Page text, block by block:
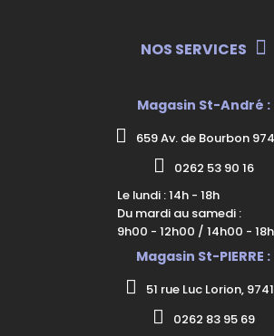
NOS SERVICES
Magasin St-André :
659 Av. de Bourbon
0262 53 90 16
Le lundi : 14h - 18h
Du mardi au samedi :
9h00 - 12h00 / 14h00 -
Magasin St-PIERRE :
51 rue Luc Lorion,
0262 83 95 69